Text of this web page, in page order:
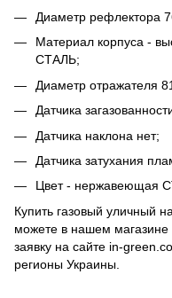
Диаметр рефлектора
Материал корпуса -
СТАЛЬ;
Диаметр отражателя
Датчика
Датчика наклона нет;
Датчика затухания
Цвет - нержавеющая
Купить газовый уличный
можете в нашем магазине
заявку на сайте in-
регионы Украины.